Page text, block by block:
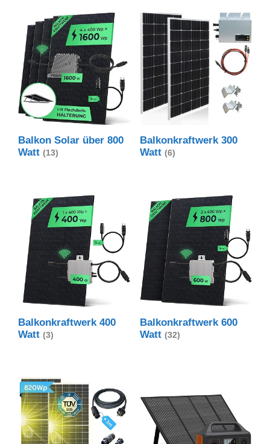
Balkon Solar über 800
Watt (13)
Balkonkraftwerk 300
Watt (6)
Balkonkraftwerk 400
Watt (3)
Balkonkraftwerk 600
Watt (32)